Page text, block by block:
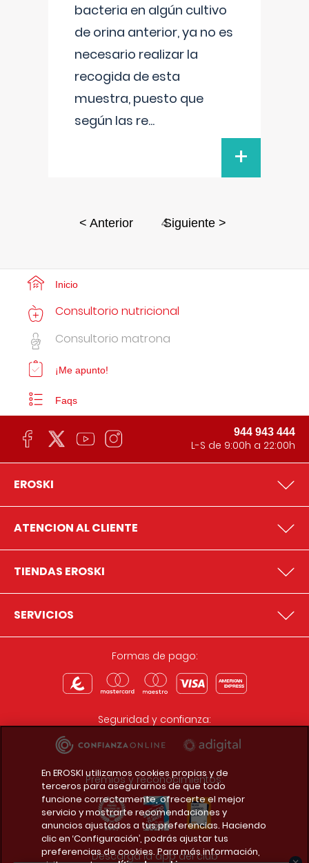
bacteria en algún cultivo
de orina anterior, ya no es
necesario realizar la
recogida de esta
muestra, puesto que
según las re...
+
< Anterior 4
Siguiente >
Inicio
Consultorio nutricional
Consultorio matrona
¡Me apunto!
Faqs
944 943 444
L-S de 9:00h a 22:00h
EROSKI
ATENCION AL CLIENTE
TIENDAS EROSKI
SERVICIOS
Formas de pago:
Seguridad y confianza:
Premios y reconocimientos:
Descarga la app del club
En EROSKI utilizamos cookies propias y de
terceros para asegurarnos de que todo
funcione correctamente, ofrecerte el mejor
servicio y mostrarte recomendaciones y
anuncios ajustados a tus preferencias. Haciendo
clic en ‘Configuración’, podrás ajustar tus
preferencias de cookies. Para más información,